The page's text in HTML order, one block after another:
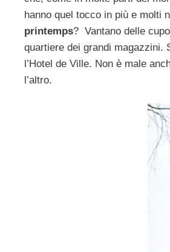
hanno quel tocco in più e molti
printemps? Vantano delle
quartiere dei grandi magazzini.
l’Hotel de Ville. Non è male
l’altro.